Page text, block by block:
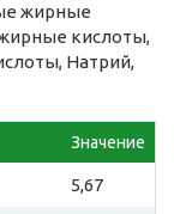
жирные
кислоты,
Натрий,
Значение
5,67